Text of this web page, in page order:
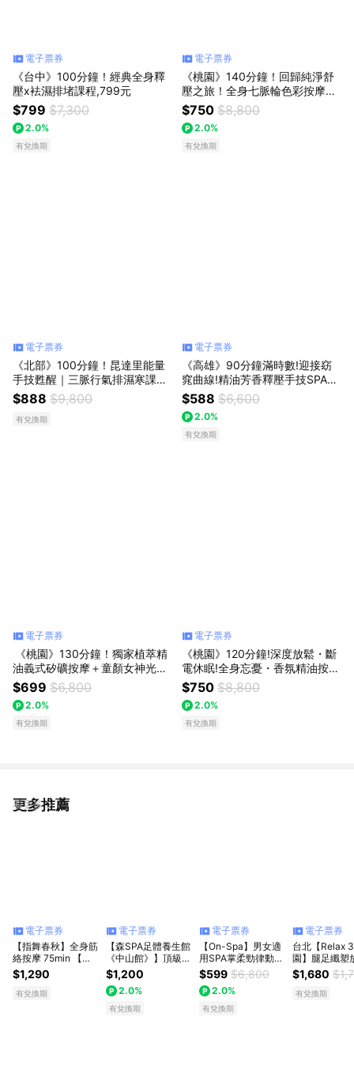
電子票券
《台中》100分鐘！經典全身釋
壓x袪濕排堵課程,799元
$799 $7,300
2.0%
有兌換期
電子票券
《桃園》140分鐘！回歸純淨舒
壓之旅！全身七脈輪色彩按摩療
癒SPA, 750元
$750 $8,800
2.0%
有兌換期
電子票券
《北部》100分鐘！昆達里能量
手技甦醒｜三脈行氣排濕寒課程,
888元
$888 $9,800
有兌換期
電子票券
《高雄》90分鐘滿時數!迎接窈
窕曲線!精油芳香釋壓手技SPA
+深層律動,588元
$588 $6,600
2.0%
有兌換期
電子票券
​ ​《桃園》130分鐘！獨家植萃精
油義式矽礦按摩＋童顏女神光采
喚顏,雙課程699元
$699 $6,800
2.0%
有兌換期
電子票券
《桃園》120分鐘!深度放鬆・斷
電休眠!全身忘憂・香氛精油按摩
SPA,750元
$750 $8,800
2.0%
有兌換期
更多推薦
看更多
電子票券
【指舞春秋】全身筋
絡按摩 75min 【需
提前預約】｜生日快
樂
$1,290
有兌換期
電子票券
【森SPA足體養生館
《中山館》】頂級薰
衣草全身精油按摩
60 min 享樂券
$1,200
2.0%
有兌換期
電子票券
【On-Spa】男女適
用SPA掌柔勁律動釋
壓按摩+V臉緊緻嫩
膚80分鐘599元(北
中南)
$599 $6,800
2.0%
有兌換期
電子票券
台北【Relax
園】腿足纖塑
(70min)+花茶
(限週一~週五
$1,680
有兌換期